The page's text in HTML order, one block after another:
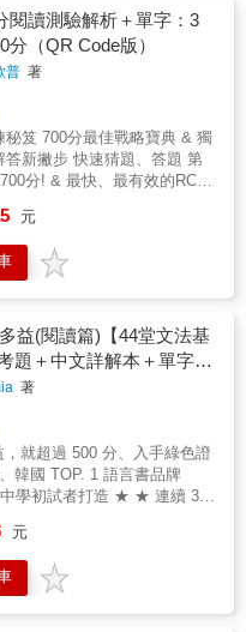
練作答方式！考生時常反映
，一邊要聽音檔、一邊要看
答案卡，時常會因手忙腳亂
因此本書五回測驗皆附上答
熟悉畫卡手感，還原真實考
也能「如臨考場」！善用
自我評估！做完模測後，務
數預測表」評估實際上場成
，隨時調整練習策略，邁向
度好評！題目設計貼近實
掌握考點，是備考多益的首
Yang 50次多益滿分名師《模
仿真，早已成為準備衝860破
；集合原教師團隊再次打造的
英檢板副板主本系列特色
解題，一讀就懂日本權威多益
造，命中考點靶心。1000次
方出題趨勢實際應考超過千
命題方向。
困難！◆ 3週多篇文章題組
破最難的閱讀測驗障礙！多
挑戰性的雙篇與三篇文章題
而生畏。但別擔心！這本書
週的綜合攻略，逐步帶領你深
題型，助你在考場上輕鬆應
本書針對雙篇文章的題組提
，您完全不必讀完所有文章
每一道題目，讓您能有效率地
關鍵資訊。而在 Week 17 和
中最具複雜度的部分。透過
析與解題技巧，本書讓你掌
，克服最困難的多篇文章挑
法，讓你能在短時間內提升
。透過這 3 週的密集訓練，
測驗的最難題型，輕鬆攻克
升考試成績！◆ 必考單字片
碼線上音檔，讓您的詞彙實力
附錄特別整理多益常考的
語，涵蓋商務、通訊、公
另外，所有單字片語均提供
，你還可以「趴著學」、
飯學」、「坐車學」，不管
，完全不受限。【本書特
強化，全面掌握多益必考文
題型攻略」破解「多益閱
題型：每種題型都有對應的
滿分模王歸納整理「依照類
，不僅可以破解題目盲點，
題邏輯、避開出題陷阱，多
比別人多拿兩分。祕訣2. 強
練到擅長，成績就能Level
分模王」精心設計的診斷測
題型並加以學習，透過攻略
解題技巧，最後再透過完整
試題進行成果驗收，可以發現
離滿分愈近！【使用說明】
多益滿分模王」的閱讀Part
訓練弱項，培養正確答題的洞
求「理解所有英文」、「解析
70次多益滿分的「多益滿分
TOEIC閱讀Part 5-6測驗！
測驗」，了解強項與弱項！
前，先進行診斷測驗。測驗
作答。對於較沒有把握的題
加上「？」或「△」等符
對答案並統計自己在各個題
型的答對率、正確率。掌握
診斷結果，建立專屬多益訓練
驗結果，辨別自己目前的
練計劃。1. 基礎重建型：在
出題邏輯，超強預測，保證
握多益Part 7的出題重點！2.
王思路，破解Part 7題目！
考的10種文章類型、10種題
多益滿分模王」針對每種題
勝攻略法。透過模王精心設
戰問題並搭配音檔學習，只
解題，拿下閱讀滿分不是問
王」從20,000題以上的多益
解題攻略，考生只要透過診
狀，並依循模王攻略建立學
提高多益分數！■ 多益滿分
型攻略」破解「多益閱
解題型：每種題型都有對應的
滿分模王歸納整理「依照文
的攻略法」，不僅可以破解
熟悉考官出題邏輯、避開出
題，就等於比別人多拿兩
練：把不擅長練到擅長，成
先做「多益滿分模王」精心設
出不擅長的題型並加以學
富練習題強化解題技巧，最
Part 7模擬試題進行成果驗
練得愈多，就離滿分愈近！
多益滿分的「多益滿分模王」
點，日後溫習不重複錯題。
題，累積答題經驗值專為高
新制多益閱讀1000題，緊扣
富，提供充足練習，只花時
整試題中英翻譯對照，增強
商業信件，到口語的聊天簡
項旁皆附中文翻譯，方便直
，並準確推敲題目內容邏
析，學習檢討一氣呵成從冗長
點逐題講解，培養「找答
型，有效累積實力標示閱讀
焦注意，更可專注訓練新制
整字彙字義，適時加入考點
閱讀測驗解析＋單字：3
分（QR Code版）
普 著
秘笈 700分最佳戰略寶典 & 獨
答新撇步 快速猜題、答題 第
分! & 最快、最有效的RC訓
測驗題，教您在最短時間輕
益700分最強攻略本 ◆最
光速訓練教材 ◆5分鐘熟悉出
猜題 ◆1天30分鐘，輕鬆提
勝，考高分 & 【RC分數激增
分鐘，輕鬆提升閱讀力 ◆3週
生都推薦 ◆事半功倍，效率
就懂，完美解答 ◆怎麼考，
了閱讀測驗模擬試題和解析之
了閱讀測驗PART 5、6、7的
益700分必考重點單字， 讓
枕無憂。 & 【700分最佳戰
RC輕鬆學習、猜題解答新撇
背。 再來就是多做練習， 找
並在空格中， 正確填入的適
章整體脈絡的練習。 &
元
益(閱讀篇)【44堂文法基
題＋中文詳解本＋單字別
著
就超過 500 分、入手綠色證
國 TOP. 1 語言書品牌
中學初試者打造 ★ ★ 連續 3
學習進度中，提供多益基礎
識詞性、解讀句意到閱讀停
讀得懂！」──── 韓國網路書
元